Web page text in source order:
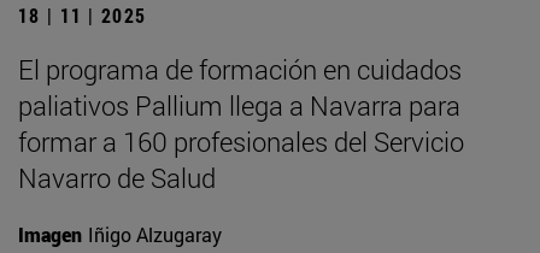
18 | 11 | 2025
El programa de formación en cuidados
paliativos Pallium llega a Navarra para
formar a 160 profesionales del Servicio
Navarro de Salud
Imagen Iñigo Alzugaray